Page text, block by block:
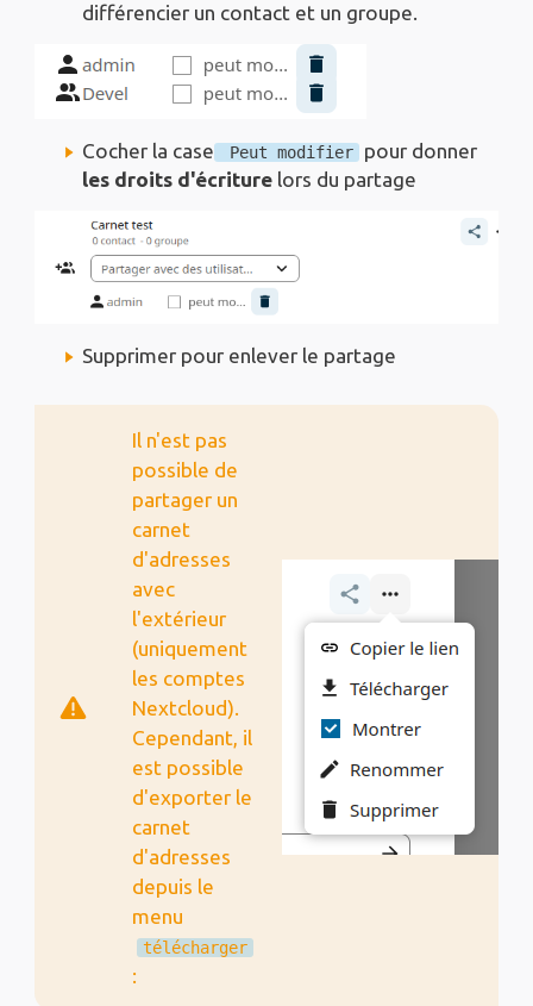
différencier un contact et un groupe.
Cocher la case Peut modifier pour donner
les droits d'écriturelors du partage
Supprimer pour enlever le partage
Il n'est pas
possible de
partager un
carnet
d'adresses
avec
l'extérieur
(uniquement
les comptes
Nextcloud).
Cependant, il
est possible
d'exporter le
carnet
d'adresses
depuis le
menu
télécharger
: